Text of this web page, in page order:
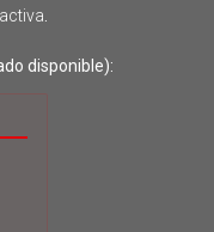
disponible):